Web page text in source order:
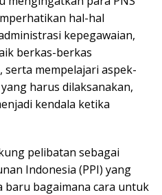
hal-hal
kepegawaian,
berkas-berkas
serta mempelajari aspek-
harus dilaksanakan,
kendala ketika
pelibatan sebagai
Indonesia (PPI) yang
baru bagaimana cara untuk